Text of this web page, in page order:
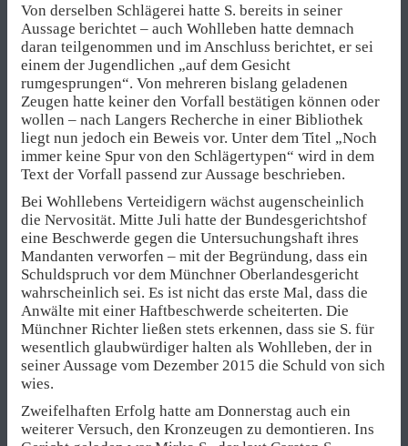
Von derselben Schlägerei hatte S. bereits in seiner
Aussage berichtet – auch Wohlleben hatte demnach
daran teilgenommen und im Anschluss berichtet, er sei
einem der Jugendlichen „auf dem Gesicht
rumgesprungen“. Von mehreren bislang geladenen
Zeugen hatte keiner den Vorfall bestätigen können oder
wollen – nach Langers Recherche in einer Bibliothek
liegt nun jedoch ein Beweis vor. Unter dem Titel „Noch
immer keine Spur von den Schlägertypen“ wird in dem
Text der Vorfall passend zur Aussage beschrieben.
Bei Wohllebens Verteidigern wächst augenscheinlich
die Nervosität. Mitte Juli hatte der Bundesgerichtshof
eine Beschwerde gegen die Untersuchungshaft ihres
Mandanten verworfen – mit der Begründung, dass ein
Schuldspruch vor dem Münchner Oberlandesgericht
wahrscheinlich sei. Es ist nicht das erste Mal, dass die
Anwälte mit einer Haftbeschwerde scheiterten. Die
Münchner Richter ließen stets erkennen, dass sie S. für
wesentlich glaubwürdiger halten als Wohlleben, der in
seiner Aussage vom Dezember 2015 die Schuld von sich
wies.
Zweifelhaften Erfolg hatte am Donnerstag auch ein
weiterer Versuch, den Kronzeugen zu demontieren. Ins